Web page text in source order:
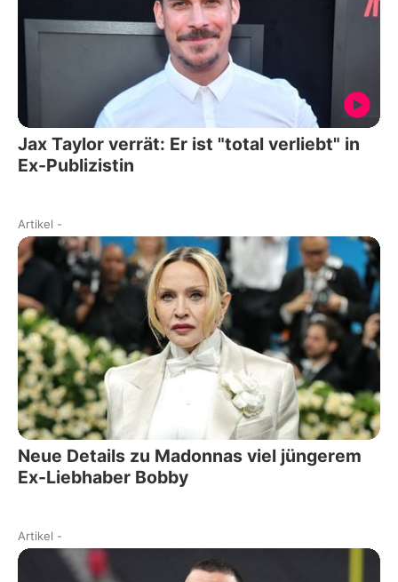
Jax Taylor verrät: Er ist "total verliebt" in
Ex-Publizistin
Artikel -
Neue Details zu Madonnas viel jüngerem
Ex-Liebhaber Bobby
Artikel -